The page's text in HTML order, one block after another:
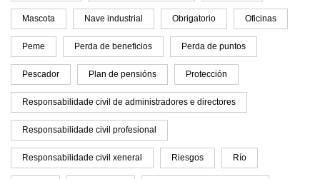
Mascota Nave industrial Obrigatorio Oficinas
Peme Perda de beneficios Perda de puntos
Pescador Plan de pensións Protección
Responsabilidade civil de administradores e directores
Responsabilidade civil profesional
Responsabilidade civil xeneral Riesgos Río